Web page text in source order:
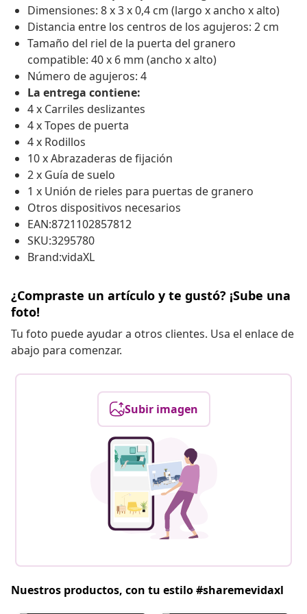
Dimensiones: 8 x 3 x 0,4 cm (largo x ancho x alto)
Distancia entre los centros de los agujeros: 2 cm
Tamaño del riel de la puerta del granero
compatible: 40 x 6 mm (ancho x alto)
Número de agujeros: 4
La entrega contiene:
4 x Carriles deslizantes
4 x Topes de puerta
4 x Rodillos
10 x Abrazaderas de fijación
2 x Guía de suelo
1 x Unión de rieles para puertas de granero
Otros dispositivos necesarios
EAN:8721102857812
SKU:3295780
Brand:vidaXL
¿Compraste un artículo y te gustó? ¡Sube una
foto!
Tu foto puede ayudar a otros clientes. Usa el enlace de
abajo para comenzar.
Subir imagen
Nuestros productos, con tu estilo #sharemevidaxl